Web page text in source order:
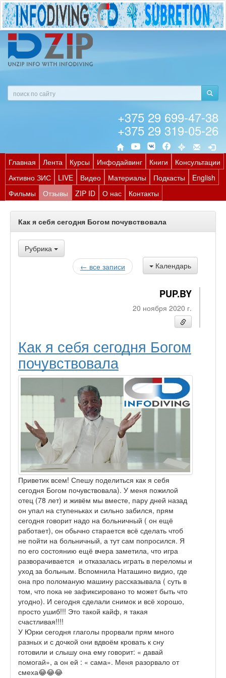
+375 29 699-47-38
+375 29 319-05-26
Главная Лента Курсы Инфодайвинг Книги
Консультации
Активно ЗИС
LIVE Видео Материалы Подкасты
English
Фильмы
Отзывы ZIP ID О нас Контакты
Как я себя сегодня Богом почувствовала
Рубрика
Календарь
← все записи
PUP.BY
20 ноября 2020 г.
Как я себя сегодня Богом
почувствовала
Приветик всем! Спешу поделиться как я себя
сегодня Богом почувствовала). У меня пожилой
отец (78 лет) и живём мы вместе, пару дней назад
он упал на ступеньках и сильно забился, прям
сегодня говорит надо на больничный ( он ещё
работает), он обычно старается всё сделать чтоб
не пойти на больничный, а тут сам попросился. Я
по его состоянию ещё вчера заметила, что игра
разворачивается и отказалась играть в переломы и
уход за больным. Вспомнила Наташино видио, где
она про поломаную машину рассказывала ( суть в
том, что пока не зафиксировано то может быть что
угодно). И сегодня сделали снимок и всё хорошо,
просто ушиб!!! Это такой кайф, я такая
счастливая!!!!
У Юрки сегодня глаголы прорвали прям много
разных и с дочкой они вдвоём кровать к сну
готовили и слышу она ему говорит: « давай
помогай», а он ей : « сама». Меня разорвало от
смеха😂😂😂